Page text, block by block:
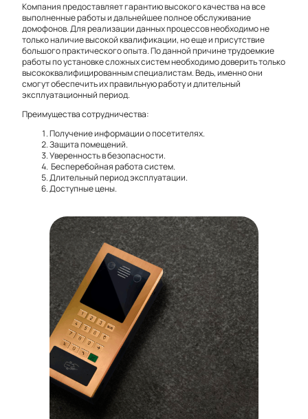
Компания предоставляет гарантию высокого качества на все
выполненные работы и дальнейшее полное обслуживание
домофонов. Для реализации данных процессов необходимо не
только наличие высокой квалификации, но еще и присутствие
большого практического опыта. По данной причине трудоемкие
работы по установке сложных систем необходимо доверить только
высококвалифицированным специалистам. Ведь, именно они
смогут обеспечить их правильную работу и длительный
эксплуатационный период.
Преимущества сотрудничества:
Получение информации о посетителях.
Защита помещений.
Уверенность в безопасности.
Бесперебойная работа систем.
Длительный период эксплуатации.
Доступные цены.